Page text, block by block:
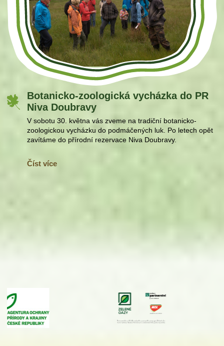
Botanicko-zoologická vycházka do PR
Niva Doubravy
V sobotu 30. května vás zveme na tradiční botanicko-
zoologickou vycházku do podmáčených luk. Po letech opět
zavítáme do přírodní rezervace Niva Doubravy.
Číst více